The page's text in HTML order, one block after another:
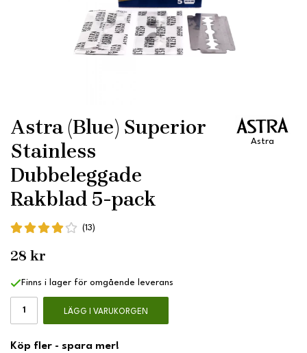
Astra (Blue) Superior
Stainless
Dubbeleggade
Rakblad 5-pack
Astra
(13)
28 kr
Finns i lager för omgående leverans
LÄGG I VARUKORGEN
Köp fler - spara mer!